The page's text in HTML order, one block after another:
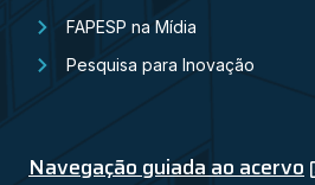
FAPESP na Mídia
Pesquisa para Inovação
Navegação guiada ao acervo